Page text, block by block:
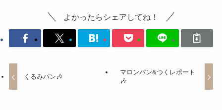
よかったらシェアしてね！
くるみパン🎶
マロンパン&つくレポート
🎶